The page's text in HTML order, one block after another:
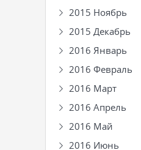
2015 Ноябрь
2015 Декабрь
2016 Январь
2016 Февраль
2016 Март
2016 Апрель
2016 Май
2016 Июнь